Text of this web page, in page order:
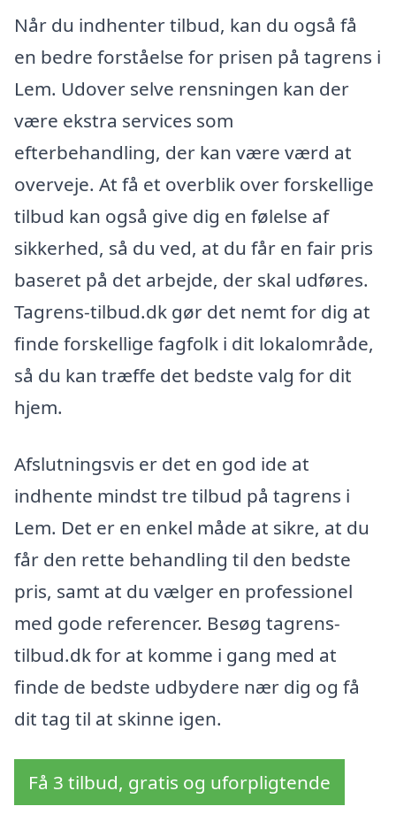
Når du indhenter tilbud, kan du også få
en bedre forståelse for prisen på tagrens i
Lem. Udover selve rensningen kan der
være ekstra services som
efterbehandling, der kan være værd at
overveje. At få et overblik over forskellige
tilbud kan også give dig en følelse af
sikkerhed, så du ved, at du får en fair pris
baseret på det arbejde, der skal udføres.
Tagrens-tilbud.dk gør det nemt for dig at
finde forskellige fagfolk i dit lokalområde,
så du kan træffe det bedste valg for dit
hjem.
Afslutningsvis er det en god ide at
indhente mindst tre tilbud på tagrens i
Lem. Det er en enkel måde at sikre, at du
får den rette behandling til den bedste
pris, samt at du vælger en professionel
med gode referencer. Besøg tagrens-
tilbud.dk for at komme i gang med at
finde de bedste udbydere nær dig og få
dit tag til at skinne igen.
Få 3 tilbud, gratis og uforpligtende